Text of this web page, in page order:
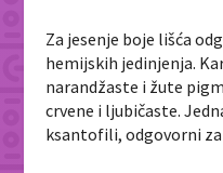
Za jesenje boje lišća
hemijskih jedinjenja.
narandžaste i žute
crvene i ljubičaste.
ksantofili, odgovorni